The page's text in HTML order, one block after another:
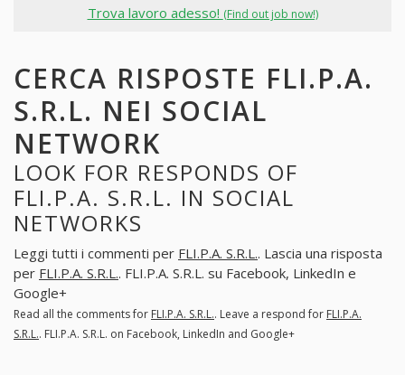
Trova lavoro adesso! (Find out job now!)
CERCA RISPOSTE FLI.P.A.
S.R.L. NEI SOCIAL
NETWORK
LOOK FOR RESPONDS OF
FLI.P.A. S.R.L. IN SOCIAL
NETWORKS
Leggi tutti i commenti per FLI.P.A. S.R.L.. Lascia una risposta
per FLI.P.A. S.R.L.. FLI.P.A. S.R.L. su Facebook, LinkedIn e
Google+
Read all the comments for FLI.P.A. S.R.L.. Leave a respond for FLI.P.A.
S.R.L.. FLI.P.A. S.R.L. on Facebook, LinkedIn and Google+